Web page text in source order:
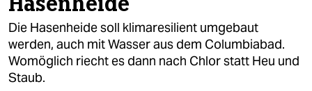
öko
gesellschaft
kultur
Die Hasenheide soll klimaresilient umgebaut
werden, auch mit Wasser aus dem Columbiabad.
Womöglich riecht es dann nach Chlor statt Heu und
Staub.